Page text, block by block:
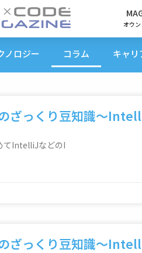
オウ
ノロジー コラム キャリ
ざっくり豆知識～
てIntelliJなどのI
ざっくり豆知識～